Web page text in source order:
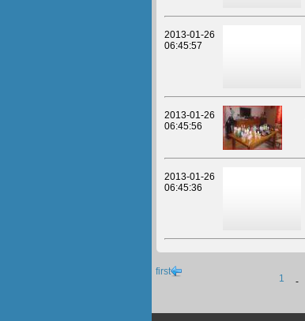
2013-01-26
06:45:57
2013-01-26
06:45:56
2013-01-26
06:45:36
first
1 -